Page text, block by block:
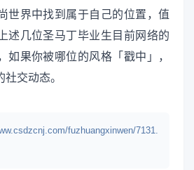
世界中找到属于自己的位置，值
述几位圣马丁毕业生目前网络的
如果你被哪位的风格「戳中」，
交动态。
fuzhuangxinwen/7131.